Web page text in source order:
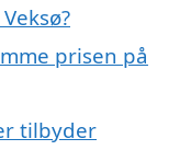
prisen på
tilbyder